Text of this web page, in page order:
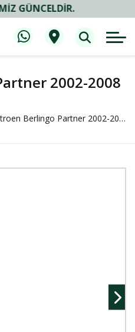
2002-2008
Citroen Berlingo Partner 2002-2008 Sol Sürgülü Kapı